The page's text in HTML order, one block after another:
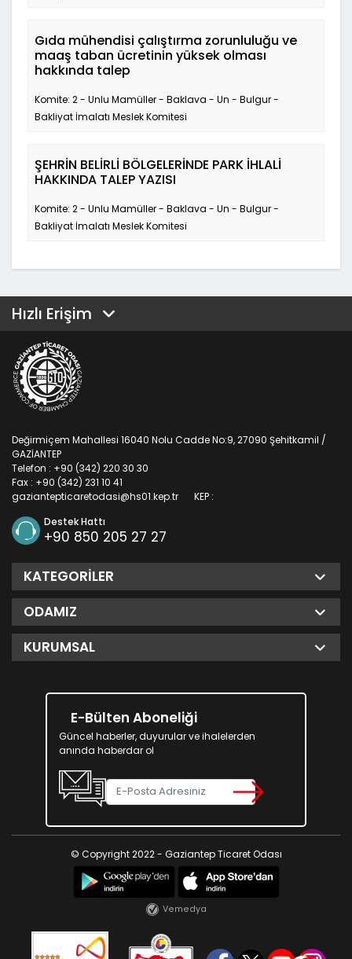
Gıda mühendisi çalıştırma zorunluluğu ve
maaş taban ücretinin yüksek olması
hakkında talep
Komite: 2 - Unlu Mamüller - Baklava - Un - Bulgur -
Bakliyat İmalatı Meslek Komitesi
ŞEHRİN BELİRLİ BÖLGELERİNDE PARK İHLALİ
HAKKINDA TALEP YAZISI
Komite: 2 - Unlu Mamüller - Baklava - Un - Bulgur -
Bakliyat İmalatı Meslek Komitesi
Hızlı Erişim
Değirmiçem Mahallesi 16040 Nolu Cadde No:9, 27090 Şehitkamil /
GAZİANTEP
Telefon : +90 (342) 220 30 30
Fax : +90 (342) 231 10 41
KEP :
gaziantepticaretodasi@hs01.kep.tr
Destek Hattı
+90 850 205 27 27
KATEGORILER
ODAMIZ
KURUMSAL
E-Bülten Aboneliği
Güncel haberler, duyurular ve ihalelerden
anında haberdar ol
© Copyright 2022 - Gaziantep Ticaret Odası
Vemedya